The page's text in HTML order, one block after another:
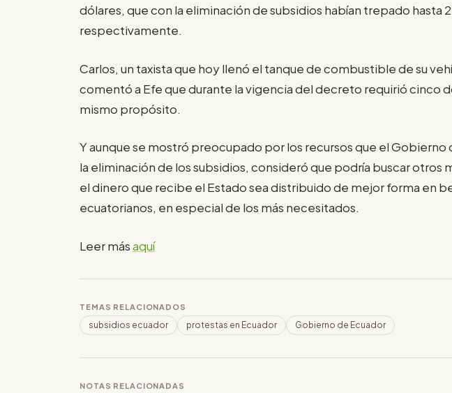
dólares, que con la eliminación de subsidios habían trepado hasta
respectivamente.
Carlos, un taxista que hoy llenó el tanque de combustible de su
comentó a Efe que durante la vigencia del decreto requirió cinco
mismo propósito.
Y aunque se mostró preocupado por los recursos que el
la eliminación de los subsidios, consideró que podría buscar otros
el dinero que recibe el Estado sea distribuido de mejor forma en
ecuatorianos, en especial de los más necesitados.
Leer másaquí
TEMAS RELACIONADOS
subsidios ecuador protestas en Ecuador Gobierno de Ecuador
NOTAS RELACIONADAS